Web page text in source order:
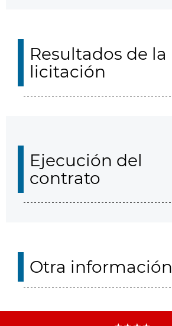
Resultados de la
licitación
Ejecución del
contrato
Otra información